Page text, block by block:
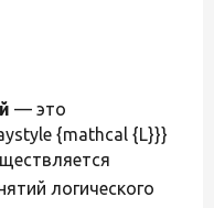
— это
{mathcal {L}}}
логического